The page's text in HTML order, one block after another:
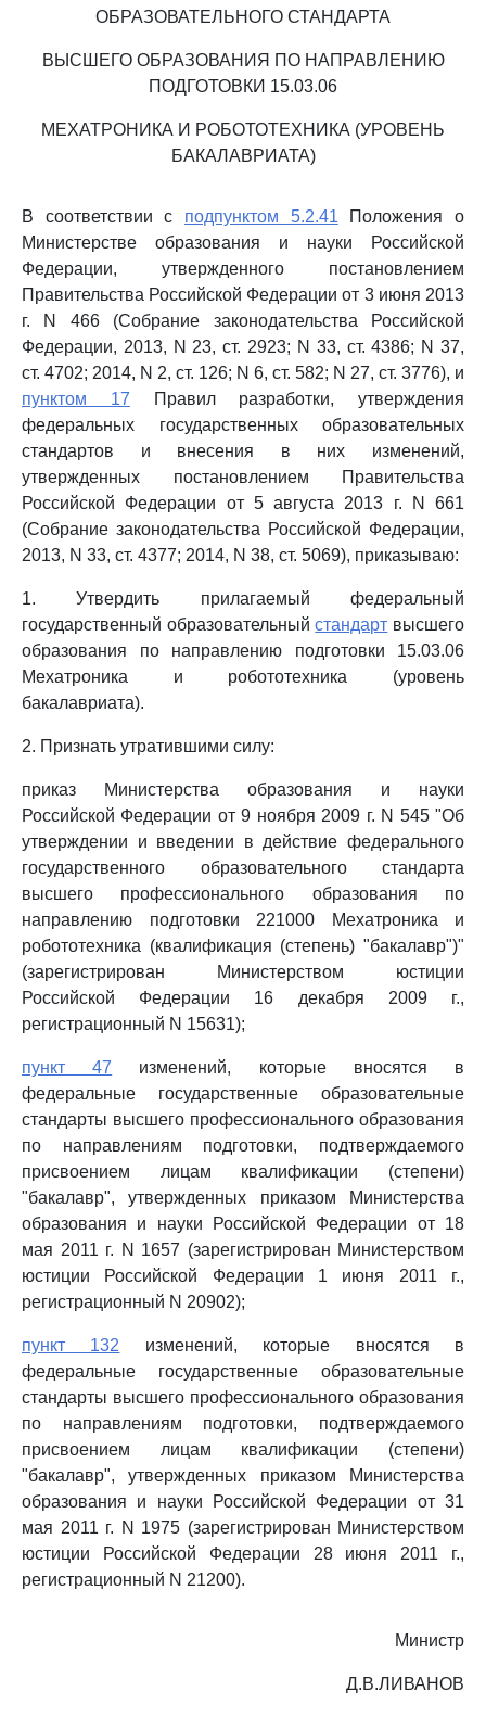
ОБРАЗОВАТЕЛЬНОГО СТАНДАРТА
ВЫСШЕГО ОБРАЗОВАНИЯ ПО НАПРАВЛЕНИЮ
ПОДГОТОВКИ 15.03.06
МЕХАТРОНИКА И РОБОТОТЕХНИКА (УРОВЕНЬ
БАКАЛАВРИАТА)
В соответствии с подпунктом 5.2.41 Положения о
Министерстве образования и науки Российской
Федерации, утвержденного постановлением
Правительства Российской Федерации от 3 июня 2013
г. N 466 (Собрание законодательства Российской
Федерации, 2013, N 23, ст. 2923; N 33, ст. 4386; N 37,
ст. 4702; 2014, N 2, ст. 126; N 6, ст. 582; N 27, ст. 3776), и
пунктом 17 Правил разработки, утверждения
федеральных государственных образовательных
стандартов и внесения в них изменений,
утвержденных постановлением Правительства
Российской Федерации от 5 августа 2013 г. N 661
(Собрание законодательства Российской Федерации,
2013, N 33, ст. 4377; 2014, N 38, ст. 5069), приказываю:
1. Утвердить прилагаемый федеральный
государственный образовательныйстандарт высшего
образования по направлению подготовки 15.03.06
Мехатроника и робототехника (уровень
бакалавриата).
2. Признать утратившими силу:
приказ Министерства образования и науки
Российской Федерации от 9 ноября 2009 г. N 545 "Об
утверждении и введении в действие федерального
государственного образовательного стандарта
высшего профессионального образования по
направлению подготовки 221000 Мехатроника и
робототехника (квалификация (степень) "бакалавр")"
(зарегистрирован Министерством юстиции
Российской Федерации 16 декабря 2009 г.,
регистрационный N 15631);
пункт 47 изменений, которые вносятся в
федеральные государственные образовательные
стандарты высшего профессионального образования
по направлениям подготовки, подтверждаемого
присвоением лицам квалификации (степени)
"бакалавр", утвержденных приказом Министерства
образования и науки Российской Федерации от 18
мая 2011 г. N 1657 (зарегистрирован Министерством
юстиции Российской Федерации 1 июня 2011 г.,
регистрационный N 20902);
пункт 132 изменений, которые вносятся в
федеральные государственные образовательные
стандарты высшего профессионального образования
по направлениям подготовки, подтверждаемого
присвоением лицам квалификации (степени)
"бакалавр", утвержденных приказом Министерства
образования и науки Российской Федерации от 31
мая 2011 г. N 1975 (зарегистрирован Министерством
юстиции Российской Федерации 28 июня 2011 г.,
регистрационный N 21200).
Министр
Д.В.ЛИВАНОВ